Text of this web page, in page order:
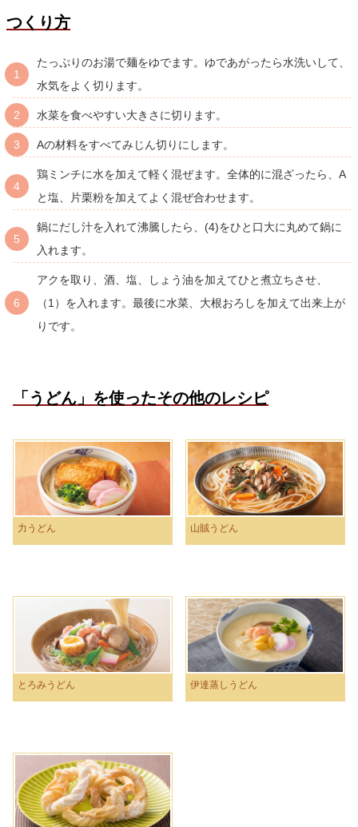
つくり方
たっぷりのお湯で麺をゆでます。ゆであがったら水洗いして、
水気をよく切ります。
水菜を食べやすい大きさに切ります。
Aの材料をすべてみじん切りにします。
鶏ミンチに水を加えて軽く混ぜます。全体的に混ざったら、A
と塩、片栗粉を加えてよく混ぜ合わせます。
鍋にだし汁を入れて沸騰したら、(4)をひと口大に丸めて鍋に
入れます。
アクを取り、酒、塩、しょう油を加えてひと煮立ちさせ、
（1）を入れます。最後に水菜、大根おろしを加えて出来上が
りです。
「うどん」を使ったその他のレシピ
力うどん 山賊うどん
とろみうどん 伊達蒸しうどん